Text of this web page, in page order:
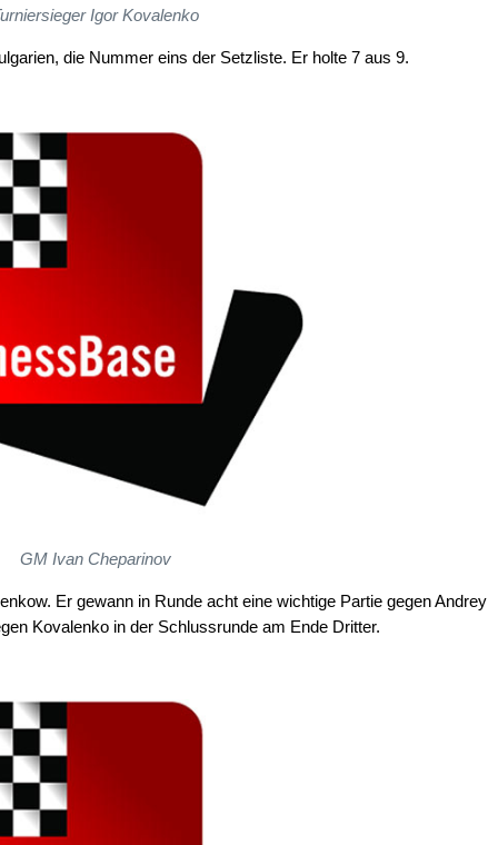
Igor Kovalenko
die Nummer eins der Setzliste. Er holte 7 aus 9.
GM Ivan Cheparinov
Er gewann in Runde acht eine wichtige Partie gegen Andrey
Kovalenko in der Schlussrunde am Ende Dritter.